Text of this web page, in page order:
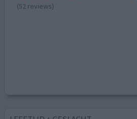
(52 reviews)